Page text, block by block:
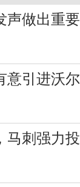
声做出重
引进沃
马刺强力